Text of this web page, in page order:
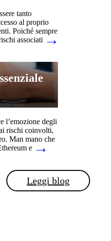
tanto
al proprio
Poiché sempre
associati →
l’emozione degli
rischi coinvolti,
Man mano che
e →
Leggi blog